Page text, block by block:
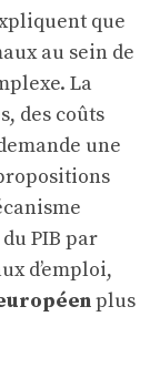
que
au sein de
La
des coûts
une
PIB par
d’emploi,
plus